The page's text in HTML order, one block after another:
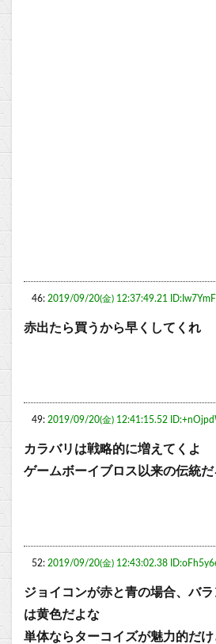
46: 2019/09/20(金) 12:37:49.21
赤出たら買うから早くしてくれ
49: 2019/09/20(金) 12:41:15.52
カラバリは戦略的に増えてくよ
ゲームボーイブロス以来の伝統だ
52: 2019/09/20(金) 12:43:02.38
ジョイコンが赤と青の場合、バ
は黄色だよな
単体ならターコイズが魅力的だけ